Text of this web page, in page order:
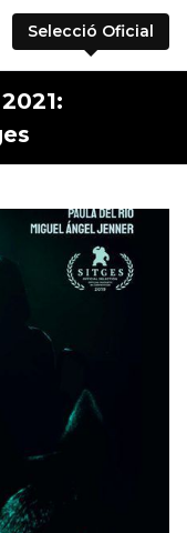
Selecció Oficial